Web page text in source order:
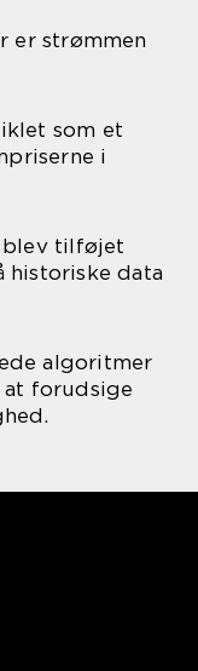
er strømmen
som et
i
blev tilføjet
historiske data
algoritmer
forudsige